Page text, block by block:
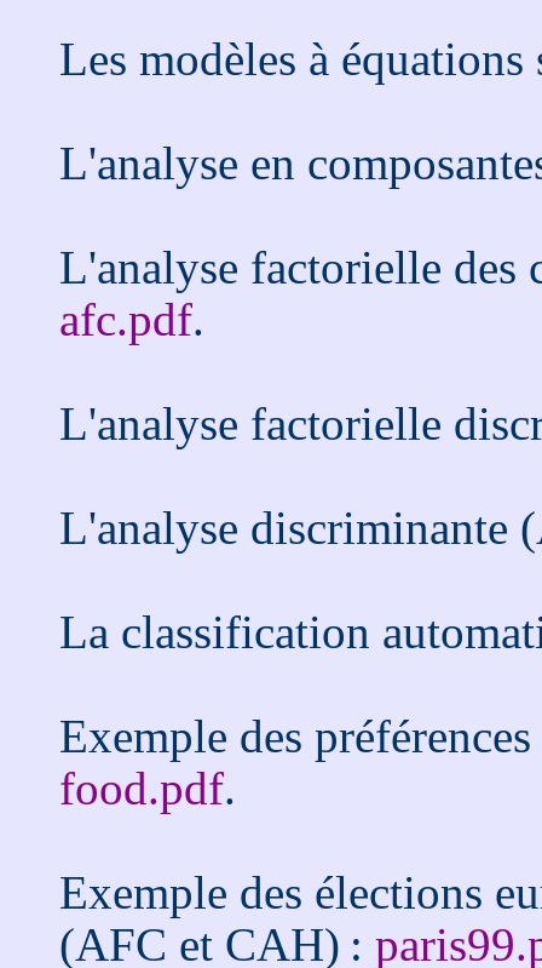
Les modèles à
L'analyse en
L'analyse factorielle des
afc.pdf.
L'analyse factorielle
L'analyse discriminante
La classification
Exemple des
food.pdf.
Exemple des élections
(AFC et CAH) :